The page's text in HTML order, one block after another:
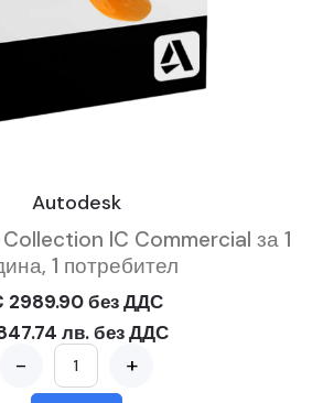
Autodesk
IC Commercial за 1
1 потребител
2989.90 без ДДС
лв. без ДДС
- +